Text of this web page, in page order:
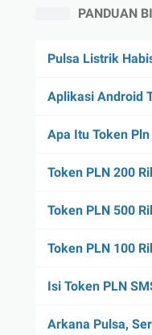
PANDUAN
Pulsa Listrik
Aplikasi Android
Apa Itu Token
Token PLN 200
Token PLN 500
Token PLN 100
Isi Token PLN
Arkana Pulsa,